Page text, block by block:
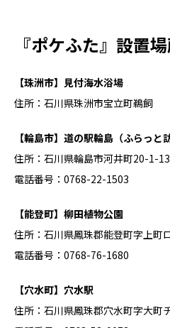
『ポケふた』設置
【珠洲市】見付海水浴場
住所：石川県珠洲市宝立町鵜飼
【輪島市】道の駅輪島（ふらっと
住所：石川県輪島市河井町20-1-
電話番号：0768-22-1503
【能登町】柳田植物公園
住所：石川県鳳珠郡能登町字上町
電話番号：0768-76-1680
【穴水町】穴水駅
住所：石川県鳳珠郡穴水町字大町